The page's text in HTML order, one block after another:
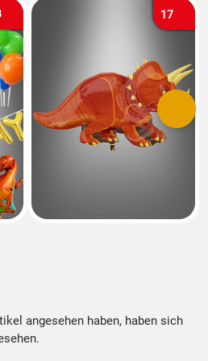
17
angesehen haben, haben sich